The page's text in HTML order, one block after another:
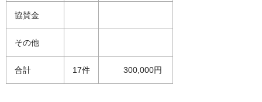
協賛金
その他
合計 17件 300,000円